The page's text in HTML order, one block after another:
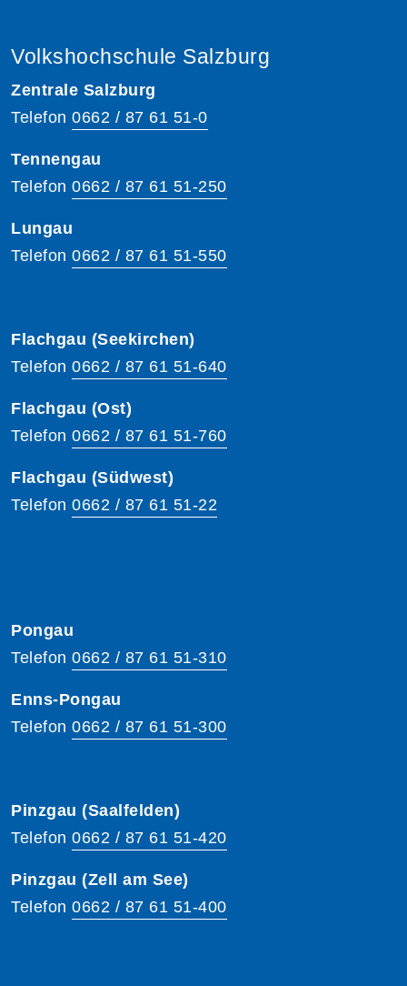
Volkshochschule Salzburg
Zentrale Salzburg
Telefon 0662 / 87 61 51-0
Tennengau
Telefon 0662 / 87 61 51-250
Lungau
Telefon 0662 / 87 61 51-550
Flachgau (Seekirchen)
Telefon 0662 / 87 61 51-640
Flachgau (Ost)
Telefon 0662 / 87 61 51-760
Flachgau (Südwest)
Telefon 0662 / 87 61 51-22
Pongau
Telefon 0662 / 87 61 51-310
Enns-Pongau
Telefon 0662 / 87 61 51-300
Pinzgau (Saalfelden)
Telefon 0662 / 87 61 51-420
Pinzgau (Zell am See)
Telefon 0662 / 87 61 51-400